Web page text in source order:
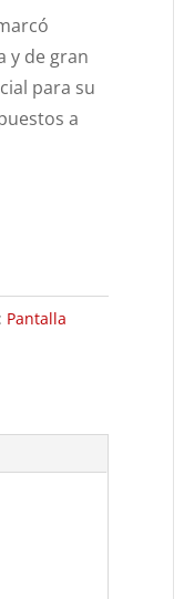
y de gran
para su
a
Pantalla